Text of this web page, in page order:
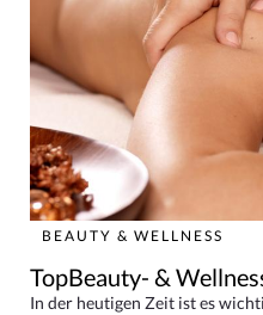
BEAUTY & WELLNESS
TopBeauty- &
In der heutigen Zeit ist es